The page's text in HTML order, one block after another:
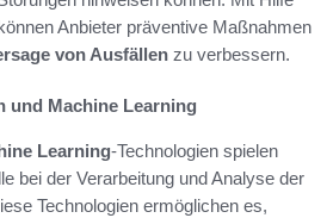
können Anbieter präventive Maßnahmen
von Ausfällen zu verbessern.
und Machine Learning
Learning-Technologien spielen
bei der Verarbeitung und Analyse der
Technologien ermöglichen es,